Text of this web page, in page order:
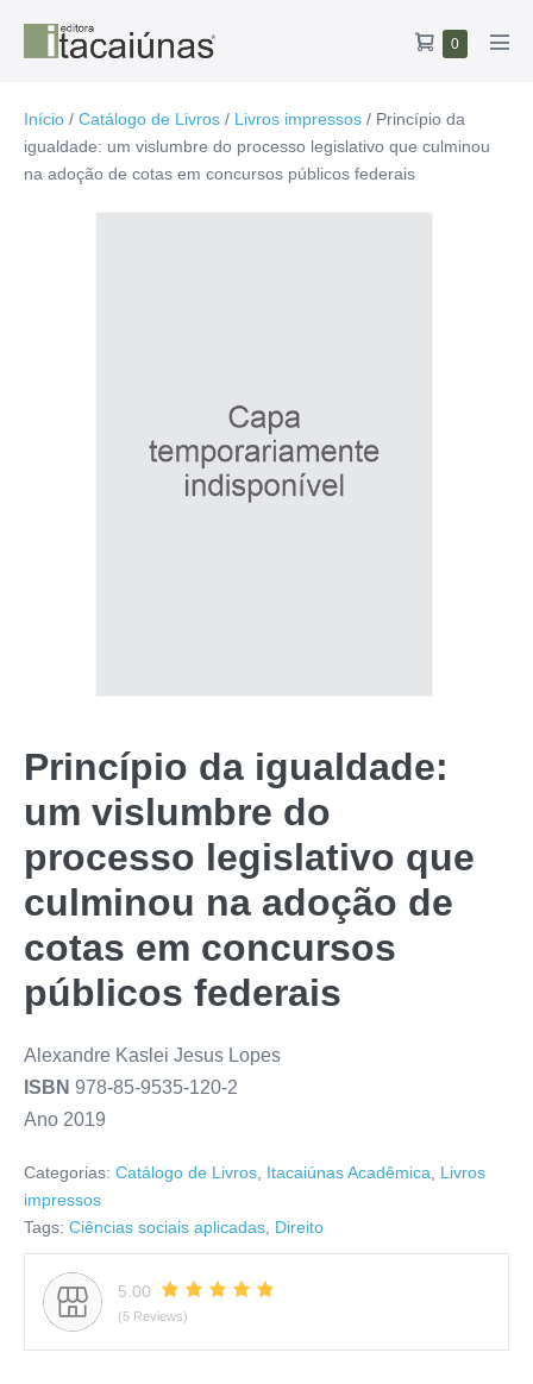
conteúdo
Carrinho
0Itens
Início / Catálogo de Livros / Livros impressos / Princípio da
igualdade: um vislumbre do processo legislativo que culminou
na adoção de cotas em concursos públicos federais
Princípio da igualdade:
um vislumbre do
processo legislativo que
culminou na adoção de
cotas em concursos
públicos federais
Alexandre Kaslei Jesus Lopes
ISBN 978-85-9535-120-2
Ano 2019
Categorias: Catálogo de Livros, Itacaiúnas Acadêmica, Livros
impressos
Tags: Ciências sociais aplicadas, Direito
5.00
(5 Reviews)